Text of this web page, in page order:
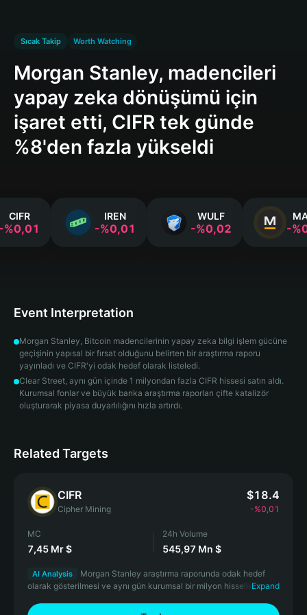
Sıcak Takip Worth Watching
Morgan Stanley, madencileri
yapay zeka dönüşümü için
işaret etti, CIFR tek günde
%8'den fazla yükseldi
CIFR IREN
-%0,01
WULF
-%0,02 -
Event Interpretation
Morgan Stanley, Bitcoin madencilerinin yapay zeka bilgi işlem gücüne
geçişinin yapısal bir fırsat olduğunu belirten bir araştırma raporu
yayınladı ve CIFR'yi odak hedef olarak listeledi.
Clear Street, aynı gün içinde 1 milyondan fazla CIFR hissesi satın aldı.
Kurumsal fonlar ve büyük banka araştırma raporları çifte katalizör
oluşturarak piyasa duyarlılığını hızla artırdı.
Related Targets
CIFR $18.4
Cipher Mining -%0,01
MC
7,45 Mr $
24h Volume
545,97 Mn $
AI Analysis
Morgan Stanley araştırma raporunda odak hedef
olarak gösterilmesi ve aynı gün kurumsal bir milyon hisselik alımla
güçlü katalizörü
Expand